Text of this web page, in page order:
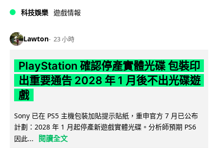
科技娛樂 遊戲情報
Lawton 23 小時
PlayStation 確認停產實體光碟 包裝印
出重要通告 2028 年 1 月後不出光碟遊
戲
Sony 已在 PS5 主機包裝加貼提示貼紙，重申官方 7 月已公布
計劃：2028 年 1 月起停產新遊戲實體光碟。分析師預期 PS6
因此...
閱讀全文